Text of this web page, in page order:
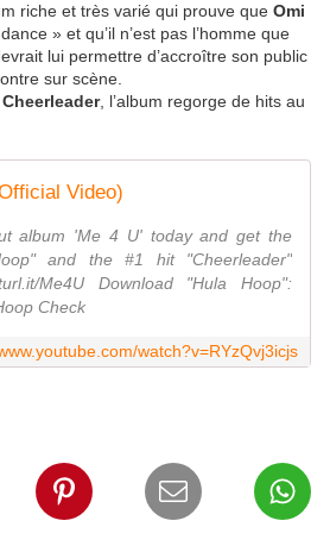
riche et très varié qui prouve que Omi
» et qu’il n’est pas l’homme que
lui permettre d’accroître son public
sur scène.
Cheerleader, l’album regorge de hits au
Video)
album 'Me 4 U' today and get the
and the #1 hit "Cheerleader"
Me4U Download "Hula Hoop":
Check
watch?v=RYzQvj3icjs